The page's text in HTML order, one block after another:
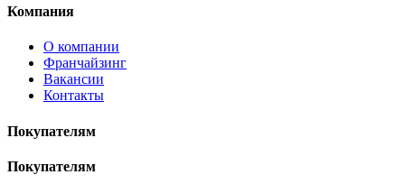
Компания
О компании
Франчайзинг
Вакансии
Контакты
Покупателям
Покупателям